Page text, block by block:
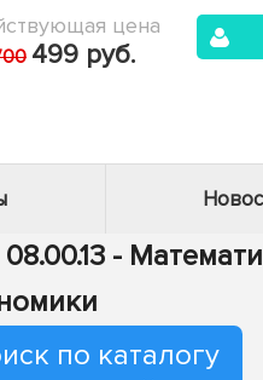
цена
499 руб.
08.00.13 -
по каталогу